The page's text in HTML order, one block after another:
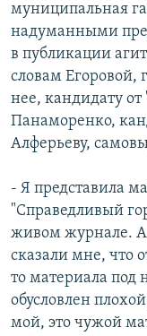
муниципальная
надуманными
в публикации
словам Егоровой,
нее, кандидату
Панаморенко,
Алферьеву,
- Я представила
"Справедливый
живом журнале. А
сказали мне, что
то материала под
обусловлен
мой, это чужой